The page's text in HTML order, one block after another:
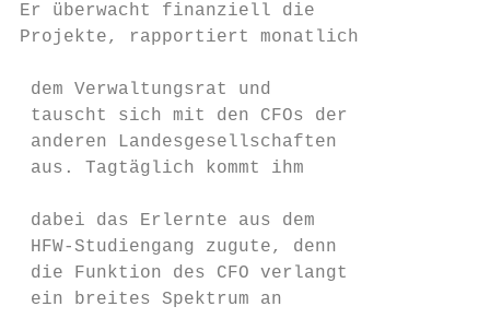
Er überwacht finanziell die
­Projekte, rapportiert monatlich
dem Verwaltungsrat und
tauscht sich mit den CFOs der
anderen Landesgesellschaften
aus. Tagtäglich kommt ihm
dabei das Erlernte aus dem
HFW-Studiengang zugute, denn
die Funktion des CFO verlangt
ein breites Spektrum an